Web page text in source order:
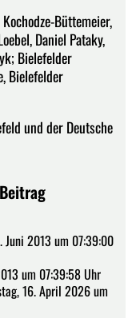
Büttemeier,
Daniel Pataky,
Bielefelder
Bielefelder
und der Deutsche
Juni 2013 um 07:39:00
um 07:39:58 Uhr
16. April 2026 um